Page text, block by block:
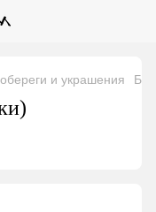
и украшения